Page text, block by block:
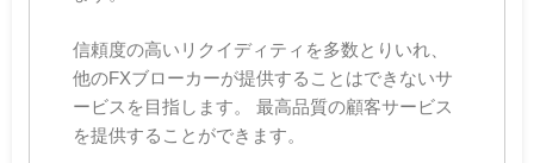
信頼度の高いリクイディティを多数とりいれ、
他のFXブローカーが提供することはできないサ
ービスを目指します。 最高品質の顧客サービス
を提供することができます。